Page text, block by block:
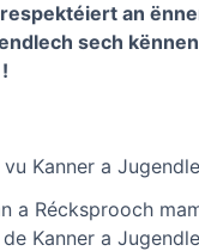
an
sech
Kanner a
a Récksprooch
Kanner a